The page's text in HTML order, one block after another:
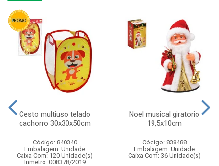
Cesto multiuso telado
cachorro 30x30x50cm
Código: 840340
Embalagem: Unidade
Caixa Com: 120 Unidade(s)
Inmetro: 008378/2019
Noel musical giratorio
19,5x10cm
Código: 838488
Embalagem: Unidade
Caixa Com: 36 Unidade(s)